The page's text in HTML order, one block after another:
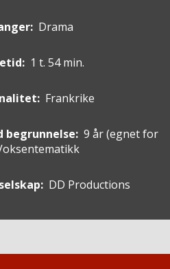
Drama
1 t. 54 min.
Frankrike
begrunnelse: 9 år (egnet for
DD Productions